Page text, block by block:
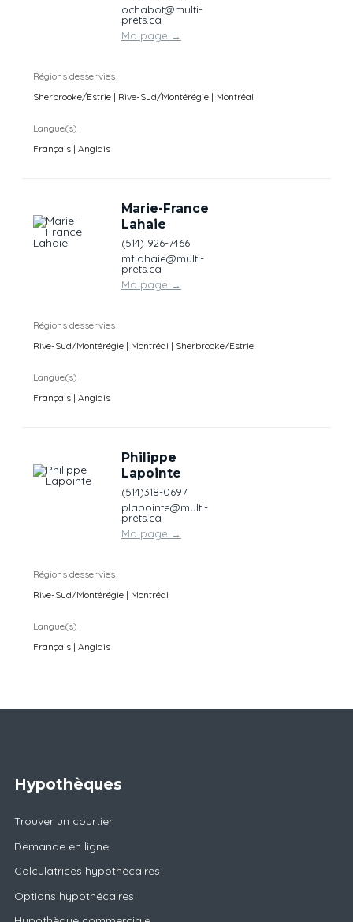
ochabot@multi-
prets.ca
Ma page →
Régions desservies
Sherbrooke/Estrie | Rive-Sud/Montérégie | Montréal
Langue(s)
Français | Anglais
Marie-France
Lahaie
(514) 926-7466
mflahaie@multi-
prets.ca
Ma page →
Régions desservies
Rive-Sud/Montérégie | Montréal | Sherbrooke/Estrie
Langue(s)
Français | Anglais
Philippe
Lapointe
(514)318-0697
plapointe@multi-
prets.ca
Ma page →
Régions desservies
Rive-Sud/Montérégie | Montréal
Langue(s)
Français | Anglais
Hypothèques
Trouver un courtier
Demande en ligne
Calculatrices hypothécaires
Options hypothécaires